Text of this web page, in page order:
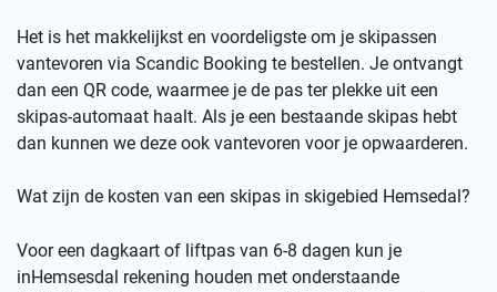
Het is het makkelijkst en voordeligste om je skipassen
vantevoren via Scandic Booking te bestellen. Je ontvangt
dan een QR code, waarmee je de pas ter plekke uit een
skipas-automaat haalt. Als je een bestaande skipas hebt
dan kunnen we deze ook vantevoren voor je opwaarderen.
Wat zijn de kosten van een skipas in skigebied Hemsedal ?
Voor een dagkaart of liftpas van 6-8 dagen kun je
inHemsesdal rekening houden met onderstaande